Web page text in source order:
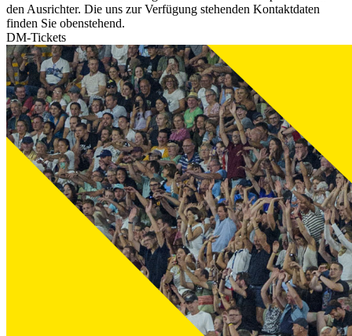
den Ausrichter. Die uns zur Verfügung stehenden Kontaktdaten
finden Sie obenstehend.
DM-Tickets